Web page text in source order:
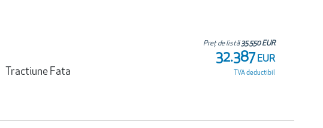
Tractiune Fata
Preț de listă 35.550 EUR
32.387 EUR
TVA deductibil